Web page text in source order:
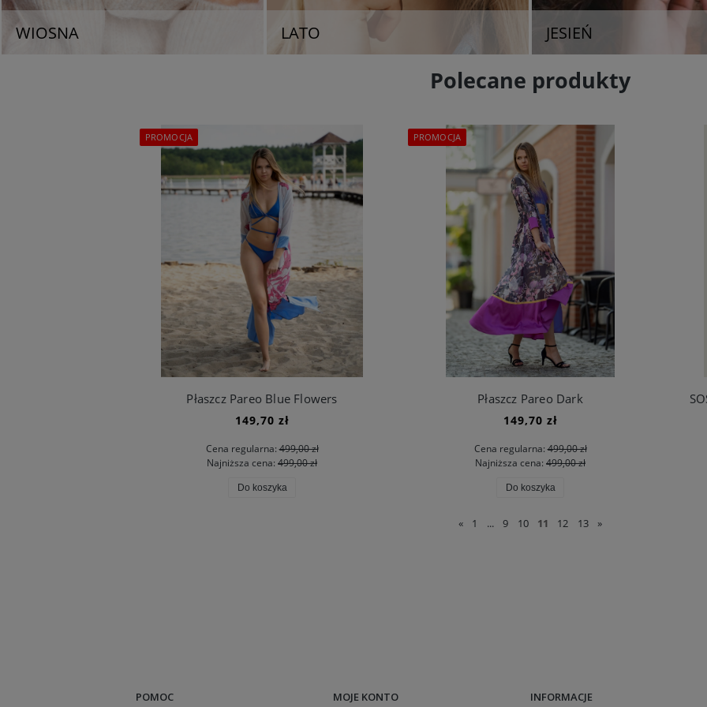
WIOSNA LATO JESIEŃ
Polecane produkty
Płaszcz Pareo Blue Flowers
149,70 zł
Cena regularna:499,00 zł
Najniższa cena: 499,00 zł
Do koszyka
PROMOCJA
Płaszcz Pareo Dark
149,70 zł
Cena regularna:499,00 zł
Najniższa cena: 499,00 zł
Do koszyka
PROMOCJA
« 1 ... 9 10 11 12 13 »
POMOC MOJE KONTO INFORMACJE